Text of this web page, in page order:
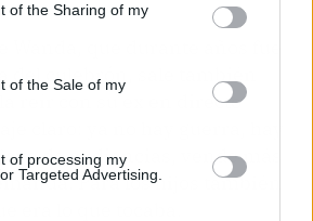
of the Sharing of my
of the Sale of my
of processing my
Targeted Advertising.
Wanda, que durante años fue
del culebrón, sale también
reír con su ex en directo
claro: ya no hay guerra, hay
de audiencias, vende más
Para los hijos también
era lo que tocaba.